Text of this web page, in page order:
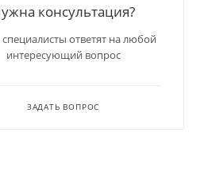
консультация?
ответят на любой
интересующий вопрос
ЗАДАТЬ ВОПРОС